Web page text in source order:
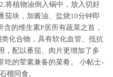
将植物油倒入锅中，放入切好
茄块，加酱油、盐烧10分钟即
的维生素P居所有蔬菜之首，
化合物，具有软化血管、抵抗
，配以番茄、肉片更增加了多
吃的荤素兼备的菜肴。 小帖士-
榴同食。